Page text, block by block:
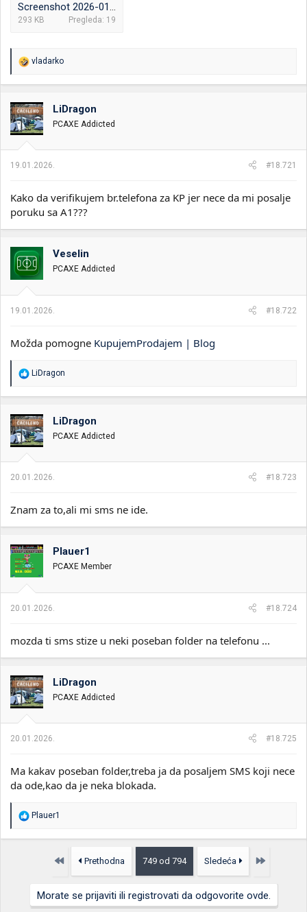
Screenshot 2026-01-19 at 15-37-37 Mail - Miro Yotoff - Outlook.png
293 KB Pregleda: 19
R
o
v
a
n
:
vladarko
LiDragon
PCAXE Addicted
19.01.2026. #18.721
Kako da verifikujem br.telefona za KP jer nece da mi posalje
poruku sa A1???
Veselin
PCAXE Addicted
19.01.2026. #18.722
Možda pomogne KupujemProdajem | Blog
R
o
v
a
n
:
LiDragon
LiDragon
PCAXE Addicted
20.01.2026. #18.723
Znam za to,ali mi sms ne ide.
Plauer1
PCAXE Member
20.01.2026. #18.724
mozda ti sms stize u neki poseban folder na telefonu ...
LiDragon
PCAXE Addicted
20.01.2026. #18.725
Ma kakav poseban folder,treba ja da posaljem SMS koji nece
da ode,kao da je neka blokada.
R
a
Plauer1
Prvo Prethodna 749 od 794 Sledeća Poslednja
Morate se prijaviti ili registrovati da odgovorite ovde.